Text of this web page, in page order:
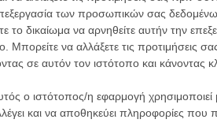
των προσωπικών σας δεδομένων
το δικαίωμα να αρνηθείτε αυτήν την
Μπορείτε να αλλάξετε τις προτιμήσεις
σε αυτόν τον ιστότοπο και κάνοντας
ο ιστότοπος/η εφαρμογή χρησιμοποιεί
και να αποθηκεύει πληροφορίες που